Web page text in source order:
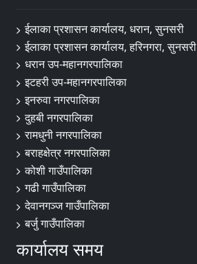
ईलाका प्रशासन कार्यालय, धरान, सुनसरी
ईलाका प्रशासन कार्यालय, हरिनगरा, सुनसरी
धरान उप-महानगरपालिका
इटहरी उप-महानगरपालिका
इनरुवा नगरपालिका
दुहबी नगरपालिका
रामधुनी नगरपालिका
बराहक्षेत्र नगरपालिका
कोशी गाउँपालिका
गढी गाउँपालिका
देवानगञ्ज गाउँपालिका
बर्जु गाउँपालिका
कार्यालय समय